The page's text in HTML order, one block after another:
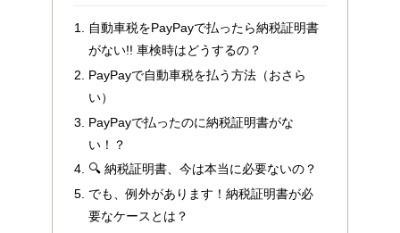
自動車税をPayPayで払ったら納税証明書
がない!! 車検時はどうするの？
PayPayで自動車税を払う方法（おさら
い）
PayPayで払ったのに納税証明書がな
い！？
🔍 納税証明書、今は本当に必要ないの？
でも、例外があります！納税証明書が必
要なケースとは？